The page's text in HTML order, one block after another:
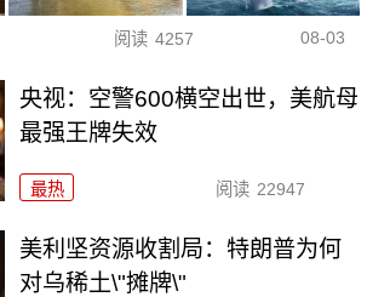
阅读 4257 08-03
央视：空警600横空出世，美航母
最强王牌失效
最热 阅读 22947
美利坚资源收割局：特朗普为何
对乌稀土\"摊牌\"